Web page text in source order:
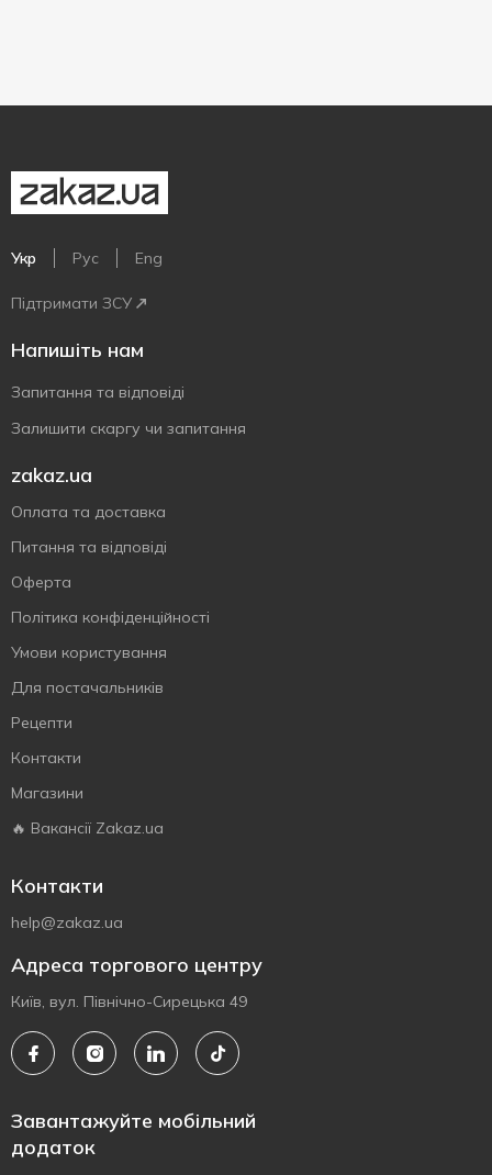
Укр Рус Eng
Підтримати ЗСУ
Напишіть нам
Запитання та відповіді
Залишити скаргу чи запитання
zakaz.ua
Оплата та доставка
Питання та відповіді
Оферта
Політика конфіденційності
Умови користування
Для постачальників
Рецепти
Контакти
Магазини
🔥 Вакансії Zakaz.ua
Контакти
help@zakaz.ua
Адреса торгового центру
Київ, вул. Північно-Сирецька 49
Завантажуйте мобільний
додаток